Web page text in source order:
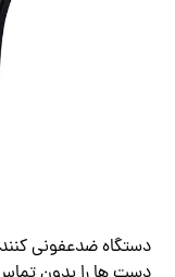
دستگاه ضدعفونی